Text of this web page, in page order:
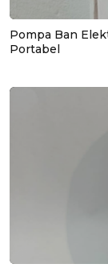
Pompa Ban
Portabel